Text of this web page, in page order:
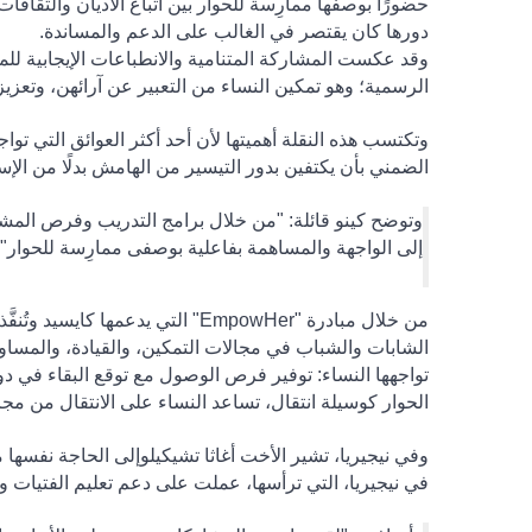
دورها كان يقتصر في الغالب على الدعم والمساندة.
وقد عكست المشاركة المتنامية والانطباعات الإيجابية
الرسمية؛ وهو تمكين النساء من التعبير عن آرائهن،
وتكتسب هذه النقلة أهميتها لأن أحد أكثر العوائق التي
الضمني بأن يكتفين بدور التيسير من الهامش بدلًا من
وتوضح كينو قائلة: "من خلال برامج التدريب وفرص
إلى الواجهة والمساهمة بفاعلية بوصفى ممارِسة
من خلال مبادرة "EmpowHer" التي يدعمها كايسيد
الشابات والشباب في مجالات التمكين، والقيادة،
تواجهها النساء: توفير فرص الوصول مع توقع البقاء
الحوار كوسيلة انتقال، تساعد النساء على الانتقال من
وفي نيجيريا، تشير الأخت أغاثا تشيكيلوإلى الحاجة
في نيجيريا، التي ترأسها، عملت على دعم تعليم